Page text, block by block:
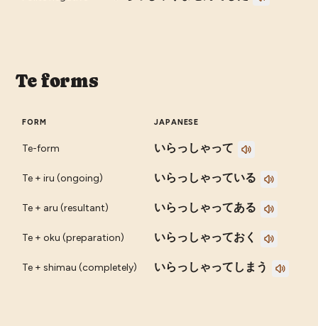
Te forms
FORM JAPANESE
Te-form いらっしゃって
Te + iru (ongoing) いらっしゃっている
Te + aru (resultant) いらっしゃってある
Te + oku (preparation) いらっしゃっておく
Te + shimau (completely) いらっしゃってしまう